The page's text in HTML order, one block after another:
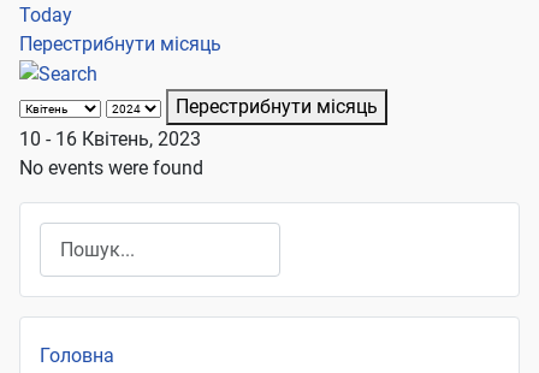
Today
Перестрибнути місяць
Перестрибнути місяць
10 - 16 Квітень, 2023
No events were found
Головна